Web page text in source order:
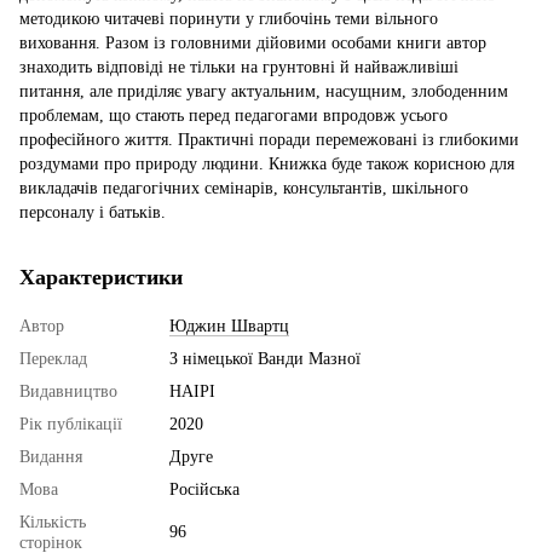
методикою читачеві поринути у глибочінь теми вільного
виховання. Разом із головними дійовими особами книги автор
знаходить відповіді не тільки на грунтовні й найважливіші
питання, але приділяє увагу актуальним, насущним, злободенним
проблемам, що стають перед педагогами впродовж усього
професійного життя. Практичні поради перемежовані із глибокими
роздумами про природу людини. Книжка буде також корисною для
викладачів педагогічних семінарів, консультантів, шкільного
персоналу і батьків.
Характеристики
Автор
Юджин Швартц
Переклад
З німецької Ванди Мазної
Видавництво
НАІРІ
Рік публікації
2020
Видання
Друге
Мова
Російська
Кількість
сторінок
96